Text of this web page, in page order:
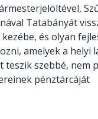
Tatabányát
és olyan
amelyek a helyi
teszik szebbé, nem
pénztárcáját